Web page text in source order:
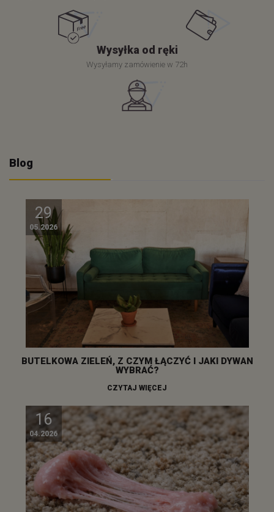
Wysyłka od ręki
Wysyłamy zamówienie w 72h
Blog
29
05.2026
BUTELKOWA ZIELEŃ, Z CZYM ŁĄCZYĆ I JAKI DYWAN
WYBRAĆ?
CZYTAJ WIĘCEJ
16
04.2026